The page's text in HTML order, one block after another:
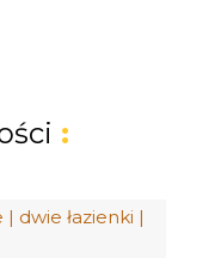
właściciela!
i wyraźnym
: